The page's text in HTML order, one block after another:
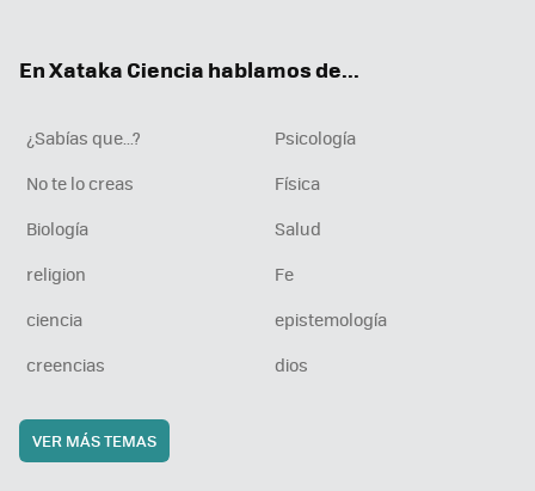
En Xataka Ciencia hablamos de...
¿Sabías que...?
Psicología
No te lo creas
Física
Biología
Salud
religion
Fe
ciencia
epistemología
creencias
dios
VER MÁS TEMAS